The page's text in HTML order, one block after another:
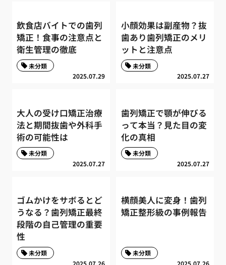
飲食店バイトでの歯列
矯正！食事の注意点と
衛生管理の徹底
2025.07.29
未分類
小顔効果は副産物？抜
歯あり歯列矯正のメリ
ットと注意点
2025.07.27
未分類
大人の受け口矯正治療
法と期間抜歯や外科手
術の可能性は
2025.07.27
未分類
歯列矯正で顎が伸びる
って本当？見た目の変
化の真相
2025.07.27
未分類
ゴムかけをサボるとど
うなる？歯列矯正最終
段階の自己管理の重要
性
2025.07.26
未分類
横顔美人に変身！歯列
矯正整形級の事例報告
2025.07.26
未分類